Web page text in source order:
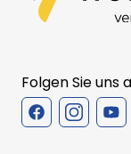
Folgen Sie uns